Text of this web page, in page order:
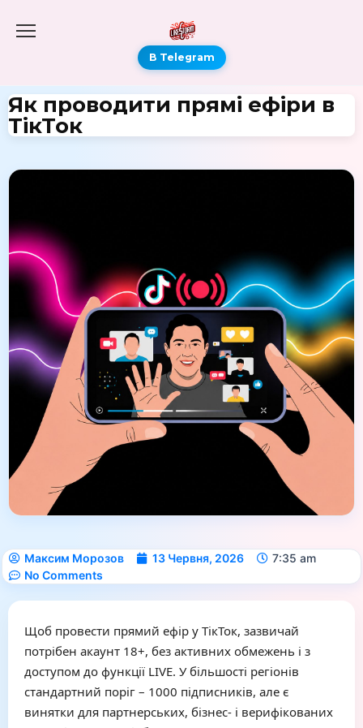
В Telegram
Як проводити прямі ефіри в
ТікТок
Максим Морозов 13 Червня, 2026
7:35 am
No Comments
Щоб провести прямий ефір у ТікТок, зазвичай
потрібен акаунт 18+, без активних обмежень і з
доступом до функції LIVE. У більшості регіонів
стандартний поріг – 1000 підписників, але є
винятки для партнерських, бізнес- і верифікованих